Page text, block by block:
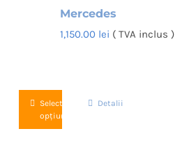
Mercedes
1,150.00 lei ( TVA inclus )
Selectează
opțiunile
Acest
produs
Detalii